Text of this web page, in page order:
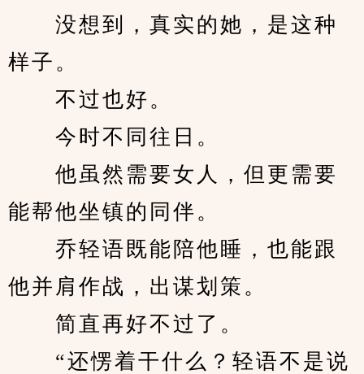
没想到，真实的她，是这种
样子。
不过也好。
今时不同往日。
他虽然需要女人，但更需要
能帮他坐镇的同伴。
乔轻语既能陪他睡，也能跟
他并肩作战，出谋划策。
简直再好不过了。
“还愣着干什么？轻语不是说